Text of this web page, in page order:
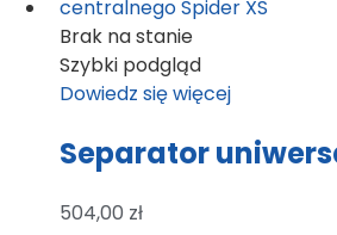
Brak na stanie
Szybki podgląd
Dowiedz się więcej
Separator
504,00 zł